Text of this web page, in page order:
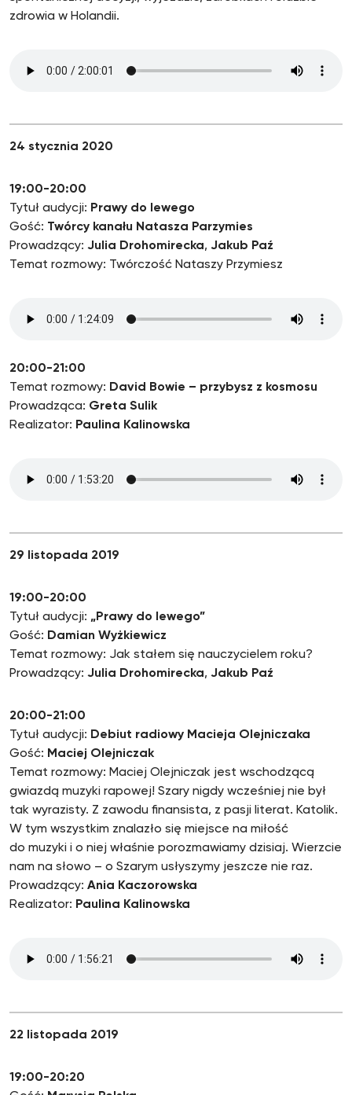
zdrowia w Holandii.
24 stycznia 2020
19:00-20:00
Tytuł audycji: Prawy do lewego
Gość: Twórcy kanału Natasza Parzymies
Prowadzący: Julia Drohomirecka, Jakub Paź
Temat rozmowy: Twórczość Nataszy Przymiesz
20:00-21:00
Temat rozmowy: David Bowie – przybysz z kosmosu
Prowadząca: Greta Sulik
Realizator: Paulina Kalinowska
29 listopada 2019
19:00-20:00
Tytuł audycji: „Prawy do lewego”
Gość: Damian Wyżkiewicz
Temat rozmowy: Jak stałem się nauczycielem roku?
Prowadzący: Julia Drohomirecka, Jakub Paź
20:00-21:00
Tytuł audycji: Debiut radiowy Macieja Olejniczaka
Gość: Maciej Olejniczak
Temat rozmowy: Maciej Olejniczak jest wschodzącą
gwiazdą muzyki rapowej! Szary nigdy wcześniej nie był
tak wyrazisty. Z zawodu finansista, z pasji literat. Katolik.
W tym wszystkim znalazło się miejsce na miłość
do muzyki i o niej właśnie porozmawiamy dzisiaj. Wierzcie
nam na słowo – o Szarym usłyszymy jeszcze nie raz.
Prowadzący: Ania Kaczorowska
Realizator: Paulina Kalinowska
22 listopada 2019
19:00-20:20